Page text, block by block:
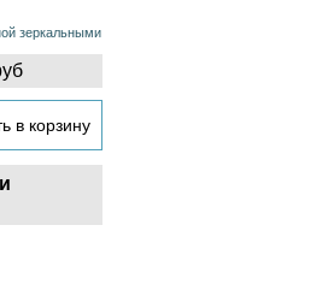
зеркальными